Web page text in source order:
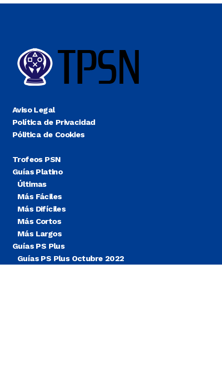
Aviso Legal
Política de Privacidad
Pólitica de Cookies
Trofeos PSN
Guías Platino
Últimas
Más Fáciles
Más Difíciles
Más Cortos
Más Largos
Guías PS Plus
Guías PS Plus Octubre 2022